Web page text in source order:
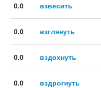
0.0 взвесить
0.0 взглянуть
0.0 вздохнуть
0.0 вздрогнуть